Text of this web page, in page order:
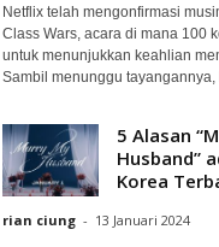
Netflix telah mengonfirmasi
Class Wars, acara di mana 100
untuk menunjukkan keahlian
Sambil menunggu tayangannya,
5 Alasan
Husband”
Korea
rian ciung - 13 Januari 2024